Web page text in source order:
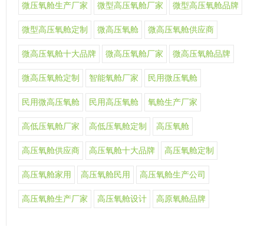
微压氧舱生产厂家 微型高压氧舱厂家 微型高压氧舱品牌
微型高压氧舱定制 微高压氧舱 微高压氧舱供应商
微高压氧舱十大品牌 微高压氧舱厂家 微高压氧舱品牌
微高压氧舱定制 智能氧舱厂家 民用微压氧舱
民用微高压氧舱 民用高压氧舱 氧舱生产厂家
高低压氧舱厂家 高低压氧舱定制 高压氧舱
高压氧舱供应商 高压氧舱十大品牌 高压氧舱定制
高压氧舱家用 高压氧舱民用 高压氧舱生产公司
高压氧舱生产厂家 高压氧舱设计 高原氧舱品牌